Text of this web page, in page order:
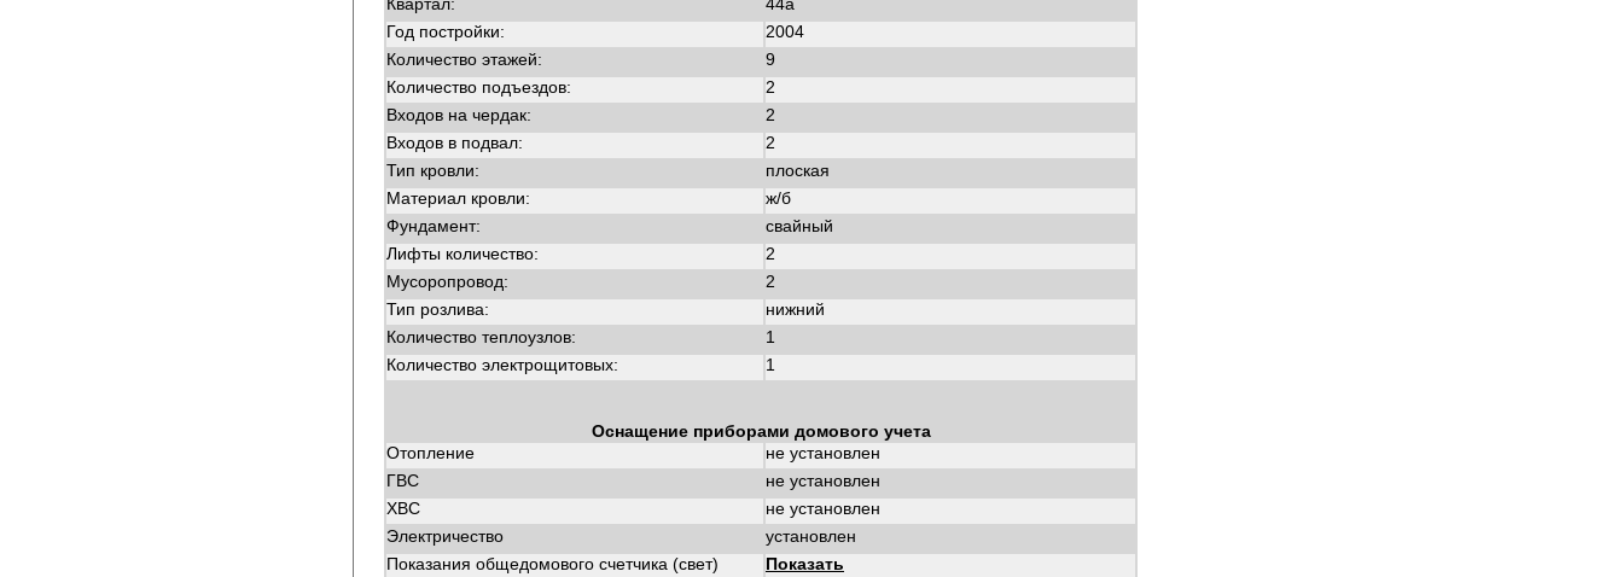
Год постройки:
2004
Количество этажей:
9
Количество подъездов:
2
Входов на чердак:
2
Входов в подвал:
2
Тип кровли:
плоская
Материал кровли:
ж/б
Фундамент:
свайный
Лифты количество:
2
Мусоропровод:
2
Тип розлива:
нижний
Количество теплоузлов:
1
Количество электрощитовых:
1
Оснащение приборами домового учета
Отопление
не установлен
ГВС
не установлен
ХВС
не установлен
Электричество
установлен
Показания общедомового счетчика (свет)
Показать